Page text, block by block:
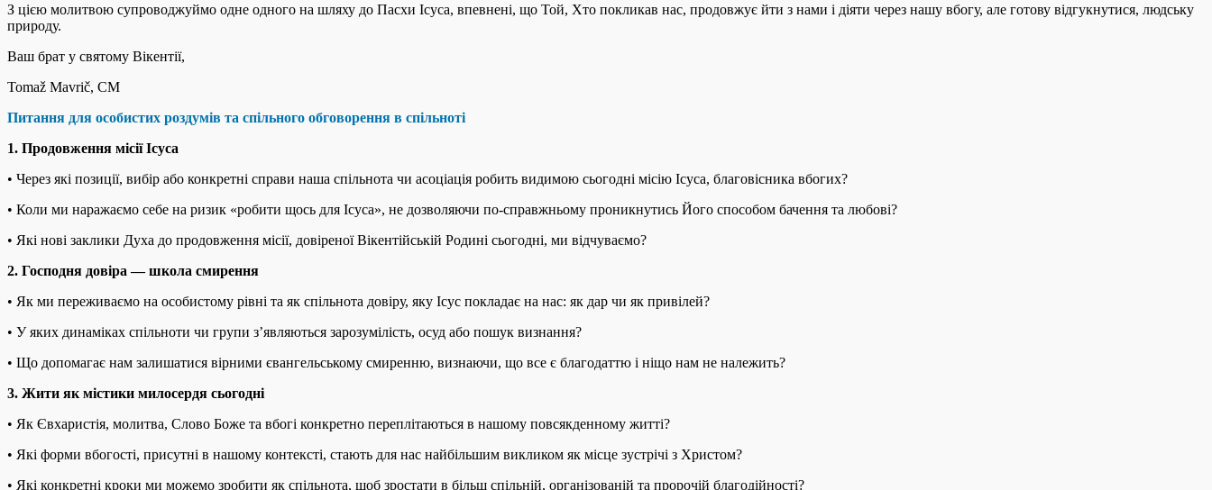
З цією молитвою супроводжуймо одне одного на шляху до Пасхи Ісуса, впевнені, що Той, Хто покликав нас, продовжує йти з нами і діяти через нашу вбогу, але готову відгукнутися, людську
природу.
Ваш брат у святому Вікентії,
Tomaž Mavrič, CM
Питання для особистих роздумів та спільного обговорення в спільноті
1. Продовження місії Ісуса
• Через які позиції, вибір або конкретні справи наша спільнота чи асоціація робить видимою сьогодні місію Ісуса, благовісника вбогих?
• Коли ми наражаємо себе на ризик «робити щось для Ісуса», не дозволяючи по-справжньому проникнутись Його способом бачення та любові?
• Які нові заклики Духа до продовження місії, довіреної Вікентійській Родині сьогодні, ми відчуваємо?
2. Господня довіра — школа смирення
• Як ми переживаємо на особистому рівні та як спільнота довіру, яку Ісус покладає на нас: як дар чи як привілей?
• У яких динаміках спільноти чи групи з’являються зарозумілість, осуд або пошук визнання?
• Що допомагає нам залишатися вірними євангельському смиренню, визнаючи, що все є благодаттю і ніщо нам не належить?
3. Жити як містики милосердя сьогодні
• Як Євхаристія, молитва, Слово Боже та вбогі конкретно переплітаються в нашому повсякденному житті?
• Які форми вбогості, присутні в нашому контексті, стають для нас найбільшим викликом як місце зустрічі з Христом?
• Які конкретні кроки ми можемо зробити як спільнота, щоб зростати в більш спільній, організованій та пророчій благодійності?